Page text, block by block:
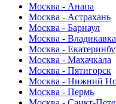
Москва - Анапа
Москва - Астрахань
Москва - Барнаул
Москва -
Москва -
Москва - Махачкала
Москва - Пятигорск
Москва - Нижний
Москва - Пермь